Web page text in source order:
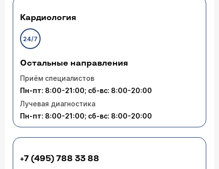
Кардиология
24/7
Остальные направления
Приём специалистов
Пн-пт: 8:00-21:00; сб-вс: 8:00-20:00
Лучевая диагностика
Пн-пт: 8:00-21:00; сб-вс: 8:00-20:00
+7 (495) 788 33 88